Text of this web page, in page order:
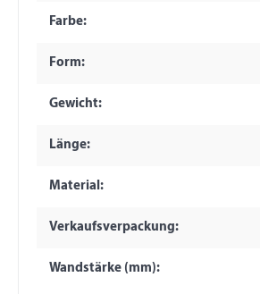
Farbe:
Form:
Gewicht:
Länge:
Material:
Verkaufsverpackung:
Wandstärke (mm):